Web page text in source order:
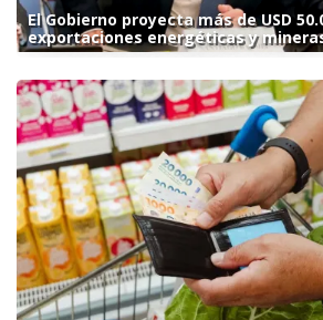
El Gobierno proyecta más de USD
exportaciones energéticas y